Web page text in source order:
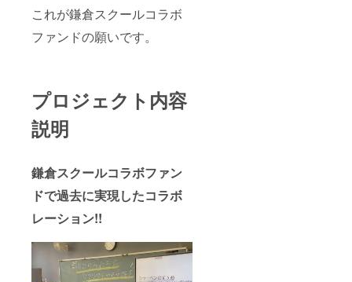
これが鎌倉スクールコラボ
ファンドの願いです。
プロジェクト内容
説明
鎌倉スクールコラボファン
ドで過去に実現したコラボ
レーション!!